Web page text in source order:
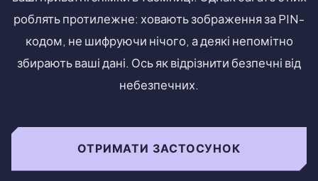
роблять протилежне: ховають зображення за PIN-
кодом, не шифруючи нічого, а деякі непомітно
збирають ваші дані. Ось як відрізнити безпечні від
небезпечних.
ОТРИМАТИ ЗАСТОСУНОК